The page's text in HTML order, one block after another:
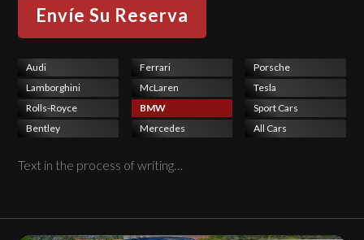
Audi
Lamborghini
Rolls-Royce
Bentley
Ferrari
McLaren
BMW
Mercedes
Porsche
Tesla
Sport Cars
All Cars
Text in the process of writing…